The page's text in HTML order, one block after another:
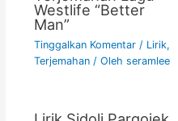
Westlife “Better
Man”
Tinggalkan Komentar / Lirik,
Terjemahan/ Oleh seramlee